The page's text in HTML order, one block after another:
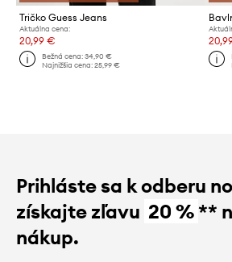
Tričko Guess Jeans
Aktuálna cena:
20,99 €
Bežná cena:34,90 €
Najnižšia cena:25,99 €
Prihláste sa k odberu
získajte zľavu 20 %**
nákup.